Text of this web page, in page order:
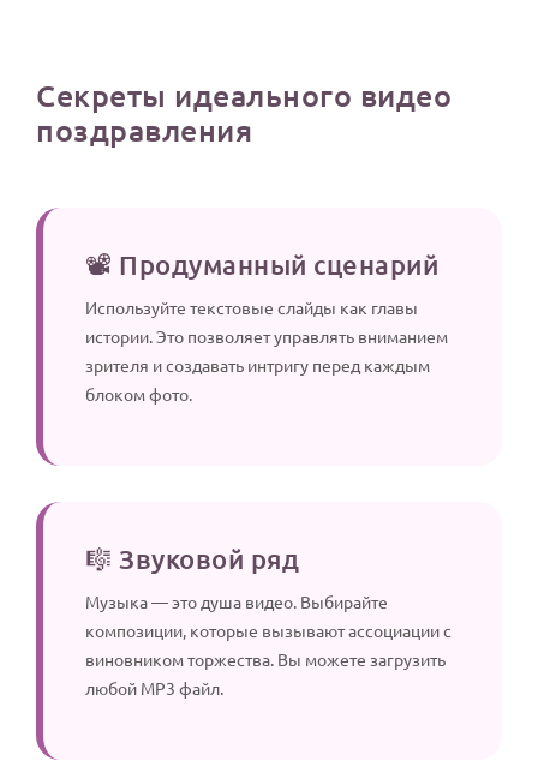
Секреты идеального видео
поздравления
📽️ Продуманный сценарий
Используйте текстовые слайды как главы
истории. Это позволяет управлять вниманием
зрителя и создавать интригу перед каждым
блоком фото.
🎼 Звуковой ряд
Музыка — это душа видео. Выбирайте
композиции, которые вызывают ассоциации с
виновником торжества. Вы можете загрузить
любой MP3 файл.